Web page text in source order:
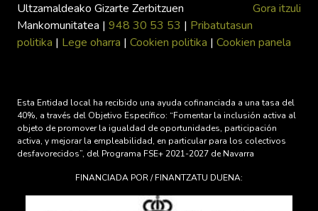
Gora itzuli
Ultzamaldeako Gizarte Zerbitzuen
Mankomunitatea | 948 30 53 53 | Pribatutasun
politika | Lege oharra | Cookien politika | Cookien panela
Esta Entidad local ha recibido una ayuda cofinanciada a una tasa del
40%, a través del Objetivo Específico: “Fomentar la inclusión activa al
objeto de promover la igualdad de oportunidades, participación
activa, y mejorar la empleabilidad, en particular para los colectivos
desfavorecidos”, del Programa FSE+ 2021-2027 de Navarra
FINANCIADA POR / FINANTZATU DUENA: